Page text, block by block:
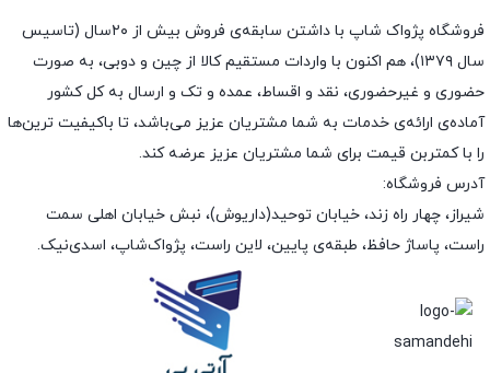
فروشگاه پژواک شاپ با داشتن سابقه‌ی فروش بیش از ۲۰سال (تاسیس
سال ۱۳۷۹)، هم اکنون با واردات مستقیم کالا از چین و دوبی، به صورت
حضوری و غیرحضوری، نقد و اقساط، عمده و تک و ارسال به کل کشور
آماده‌ی ارائه‌ی خدمات به شما مشتریان عزیز می‌باشد، تا باکیفیت ترین‌ها
را با کمتربن قیمت برای شما مشتریان عزیز عرضه کند.
آدرس فروشگاه:
شیراز، چهار راه زند، خیابان توحید(داریوش)، نبش خیابان اهلی سمت
راست، پاساژ حافظ، طبقه‌ی پایین، لاین راست، پژواک‌شاپ، اسدی‌نیک.